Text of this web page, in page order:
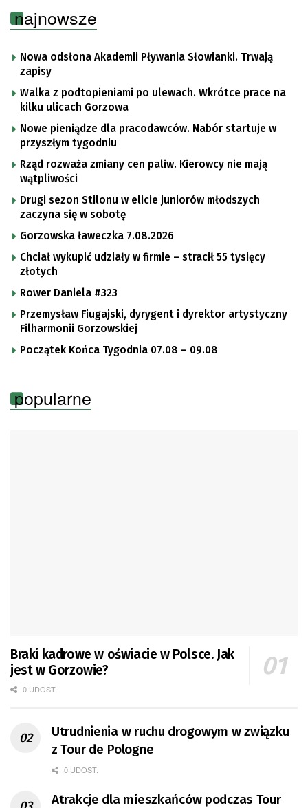
najnowsze
Nowa odsłona Akademii Pływania Słowianki. Trwają
zapisy
Walka z podtopieniami po ulewach. Wkrótce prace na
kilku ulicach Gorzowa
Nowe pieniądze dla pracodawców. Nabór startuje w
przyszłym tygodniu
Rząd rozważa zmiany cen paliw. Kierowcy nie mają
wątpliwości
Drugi sezon Stilonu w elicie juniorów młodszych
zaczyna się w sobotę
Gorzowska ławeczka 7.08.2026
Chciał wykupić udziały w firmie – stracił 55 tysięcy
złotych
Rower Daniela #323
Przemysław Fiugajski, dyrygent i dyrektor artystyczny
Filharmonii Gorzowskiej
Początek Końca Tygodnia 07.08 – 09.08
popularne
Braki kadrowe w oświacie w Polsce. Jak
jest w Gorzowie?
0 UDOST.
Utrudnienia w ruchu drogowym w związku
z Tour de Pologne
0 UDOST.
Atrakcje dla mieszkańców podczas Tour